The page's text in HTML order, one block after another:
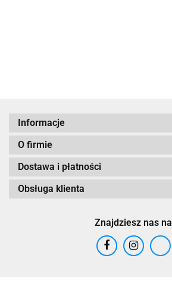
Informacje
O firmie
Dostawa i płatności
Obsługa klienta
Znajdziesz nas na